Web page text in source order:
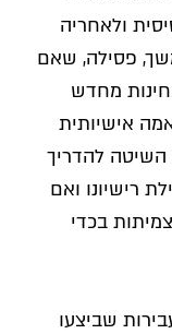
ולאחריה
פסילה, שאם
מחדש
אישיותית
השיטה להדריך
רישיונו ואם
בכדי
שביצעו